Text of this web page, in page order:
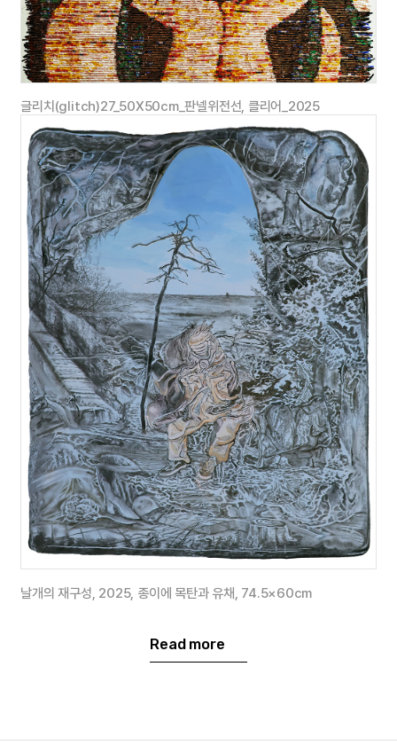
김동우
충북대학교조형예술학과서양화전공졸업 2021 (학사)
개인전
2025 <분신>프로젝트 스페이스 우민.청주
2024 < 뭉툭한 오망성>,그어떤 갤러리,청주
2023 <낙엽은 빗물에 젖고
이야기는 실물에 젖는다>,청주미술창작스튜디오,청주
작가노트
글리치(glitch)27_50X50cm_판넬위전선, 클리어_2025
날개의 재구성, 2025, 종이에 목탄과 유채, 74.5×60cm
Read more